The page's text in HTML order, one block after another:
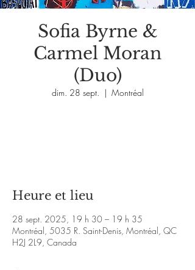
Sofia Byrne &
Carmel Moran
(Duo)
dim. 28 sept.
  |
Montréal
Heure et lieu
28 sept. 2025, 19 h 30 – 19 h 35
Montréal, 5035 R. Saint-Denis, Montréal, QC
H2J 2L9, Canada